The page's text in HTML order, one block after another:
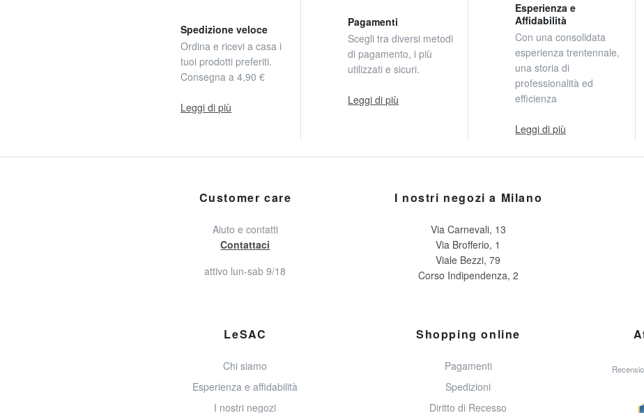
Spedizione veloce
Ordina e ricevi a casa i
tuoi prodotti preferiti.
Consegna a 4,90 €
Leggi di più
Pagamenti
Scegli tra diversi metodi
di pagamento, i più
utilizzati e sicuri.
Leggi di più
Esperienza e
Affidabilità
Con una consolidata
esperienza trentennale,
una storia di
professionalità ed
efficienza
Leggi di più
Customer care
Aiuto e contatti
Contattaci
attivo lun-sab 9/18
I nostri negozi a Milano
Via Carnevali, 13
Via Brofferio, 1
Viale Bezzi, 79
Corso Indipendenza, 2
LeSAC
Chi siamo
Esperienza e affidabilità
I nostri negozi
Shopping online
Pagamenti
Spedizioni
Diritto di Recesso